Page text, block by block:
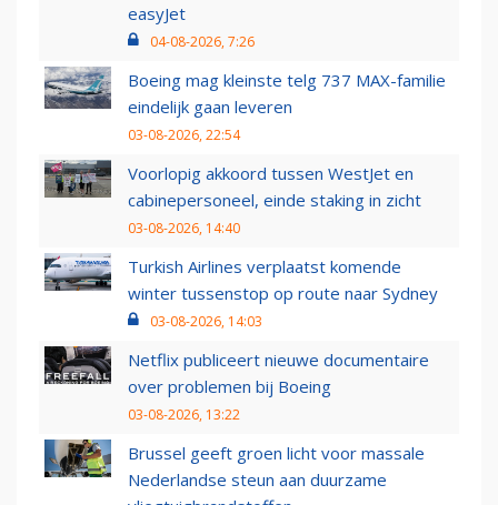
easyJet
04-08-2026, 7:26
Boeing mag kleinste telg 737 MAX-familie
eindelijk gaan leveren
03-08-2026, 22:54
Voorlopig akkoord tussen WestJet en
cabinepersoneel, einde staking in zicht
03-08-2026, 14:40
Turkish Airlines verplaatst komende
winter tussenstop op route naar Sydney
03-08-2026, 14:03
Netflix publiceert nieuwe documentaire
over problemen bij Boeing
03-08-2026, 13:22
Brussel geeft groen licht voor massale
Nederlandse steun aan duurzame